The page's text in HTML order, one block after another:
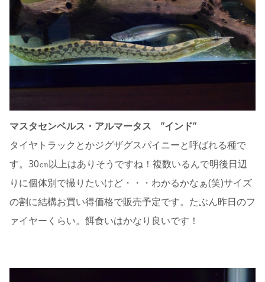
マスタセンベルス・アルマータス ”インド”
タイヤトラックとかジグザグスパイニーと呼ばれる種で
す。30㎝以上はありそうですね！複数いるんで明後日辺
りに個体別で撮りたいけど・・・わかるかなぁ(笑)サイズ
の割に結構お買い得価格で販売予定です。たぶん昨日のフ
ァイヤーくらい。餌食いはかなり良いです！